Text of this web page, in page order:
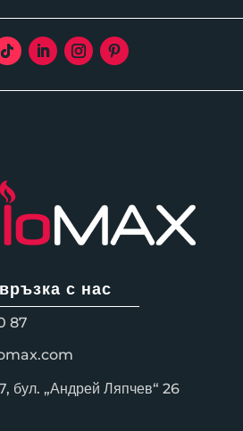
с нас
87
бул. „Андрей Ляпчев“ 26